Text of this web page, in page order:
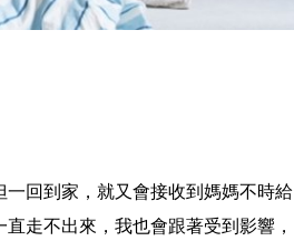
一回到家，就又會接收到媽媽不時給
走不出來，我也會跟著受到影響，